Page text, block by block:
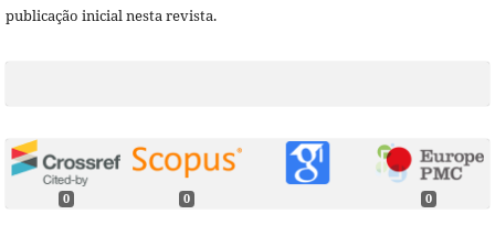
publicação inicial nesta revista.
0 0 0